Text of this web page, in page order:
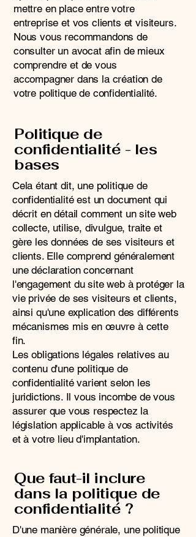
mettre en place entre votre
entreprise et vos clients et visiteurs.
Nous vous recommandons de
consulter un avocat afin de mieux
comprendre et de vous
accompagner dans la création de
votre politique de confidentialité.
Politique de
confidentialité - les
bases
Cela étant dit, une politique de
confidentialité est un document qui
décrit en détail comment un site web
collecte, utilise, divulgue, traite et
gère les données de ses visiteurs et
clients. Elle comprend généralement
une déclaration concernant
l'engagement du site web à protéger la
vie privée de ses visiteurs et clients,
ainsi qu'une explication des différents
mécanismes mis en œuvre à cette
fin.
Les obligations légales relatives au
contenu d'une politique de
confidentialité varient selon les
juridictions. Il vous incombe de vous
assurer que vous respectez la
législation applicable à vos activités
et à votre lieu d'implantation.
Que faut-il inclure
dans la politique de
confidentialité ?
D'une manière générale, une politique